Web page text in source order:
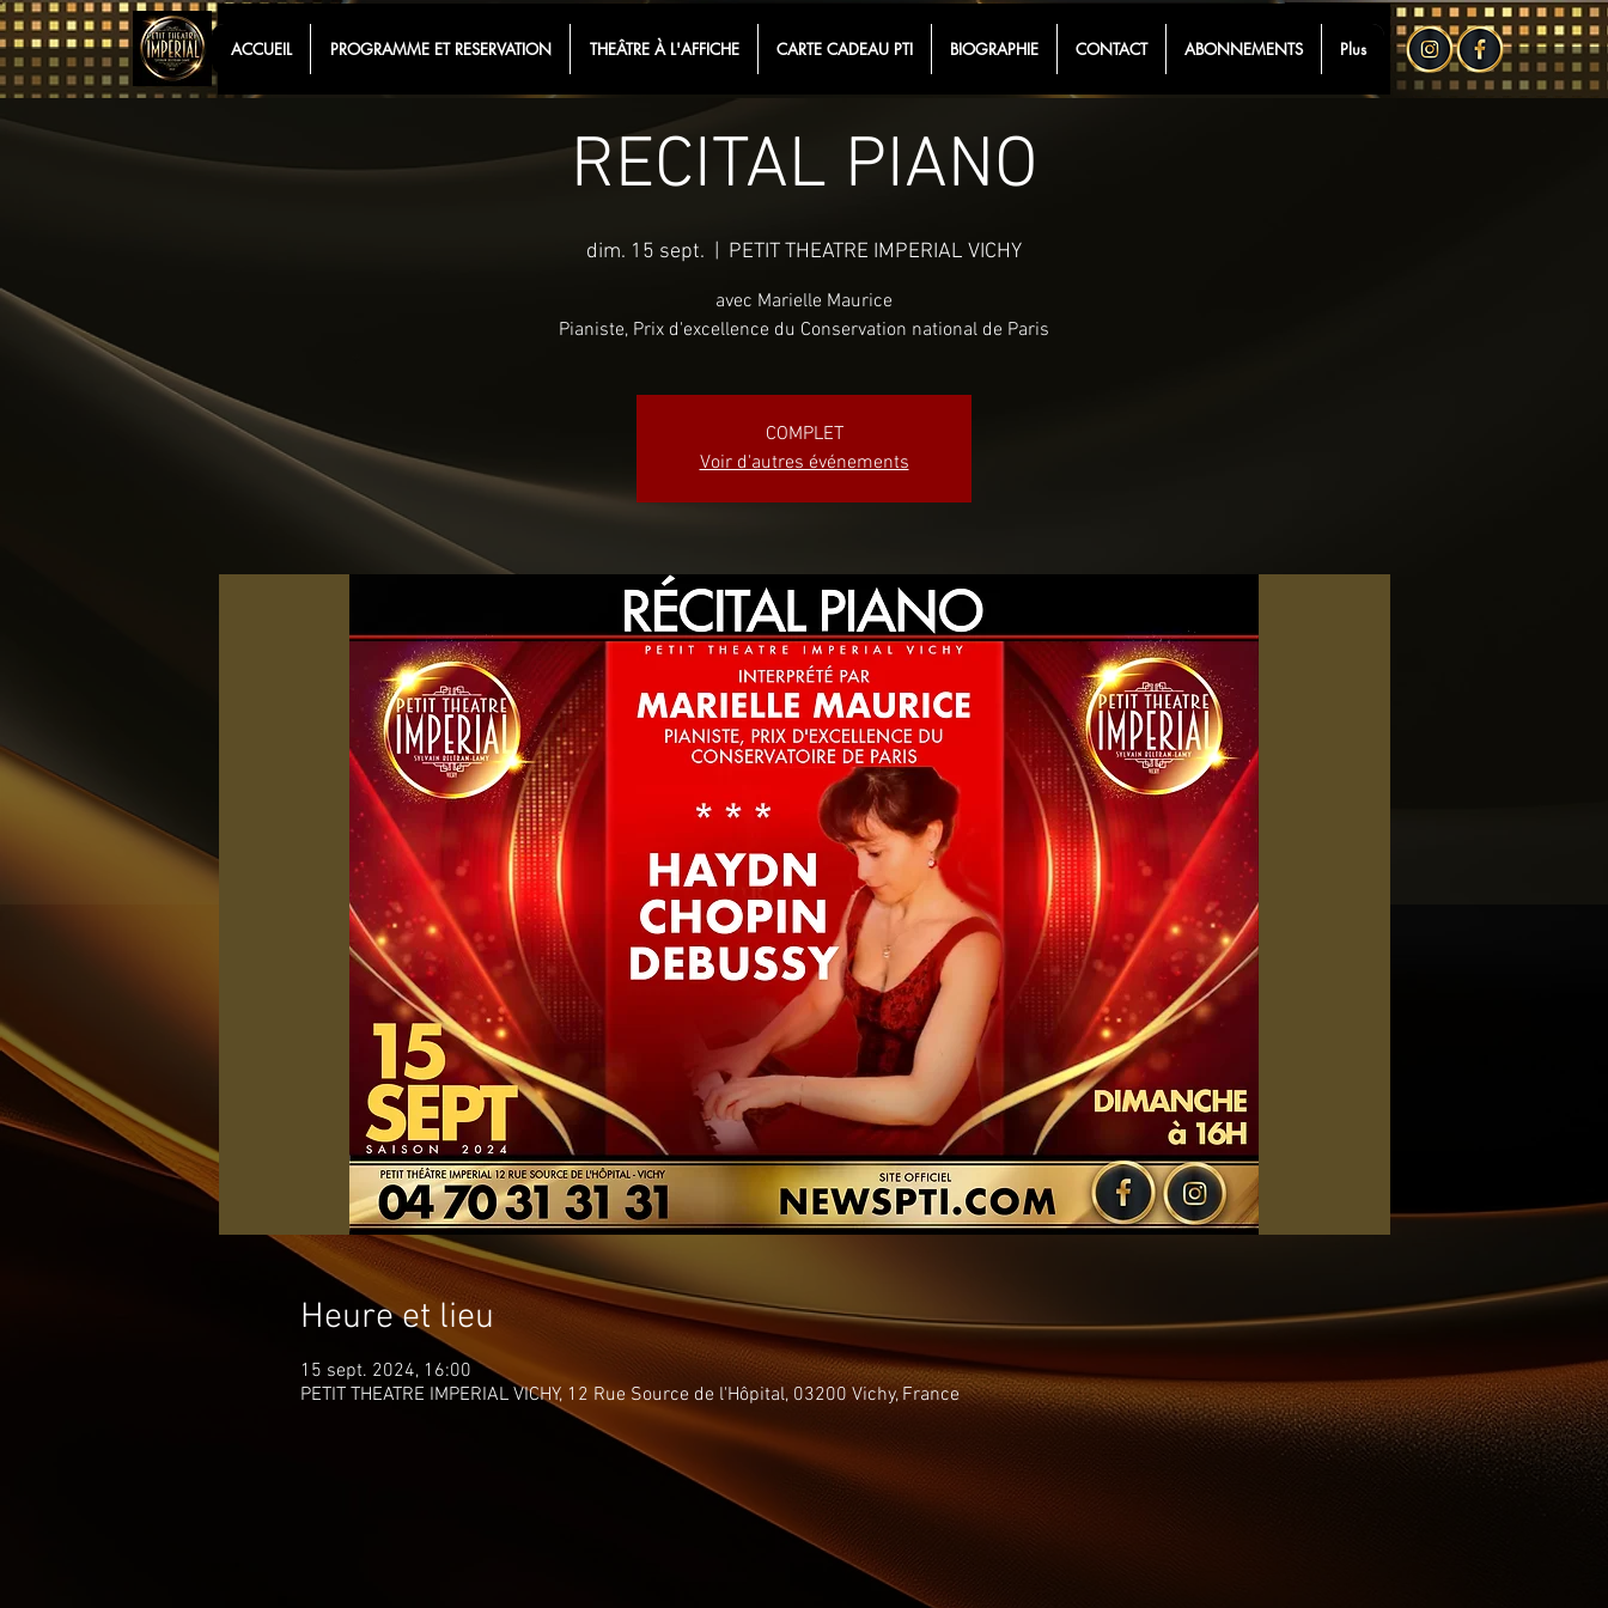
ACCUEIL PROGRAMME ET RESERVATION THEÂTRE À L'AFFICHE CARTE CADEAU PTI BIOGRAPHIE CONTACT ABONNEMENTS Plus
RECITAL PIANO
dim. 15 sept. PETIT THEATRE IMPERIAL VICHY
avec Marielle Maurice
Pianiste, Prix d'excellence du Conservation national de Paris
COMPLET
Voir d'autres événements
Heure et lieu
15 sept. 2024, 16:00
PETIT THEATRE IMPERIAL VICHY, 12 Rue Source de l'Hôpital, 03200 Vichy, France